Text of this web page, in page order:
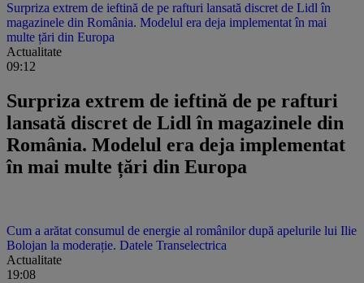
Surpriza extrem de ieftină de pe rafturi lansată discret de Lidl în
magazinele din România. Modelul era deja implementat în mai
multe țări din Europa
Actualitate
09:12
Surpriza extrem de ieftină de pe rafturi
lansată discret de Lidl în magazinele din
România. Modelul era deja implementat
în mai multe țări din Europa
Cum a arătat consumul de energie al românilor după apelurile lui Ilie
Bolojan la moderație. Datele Transelectrica
Actualitate
19:08